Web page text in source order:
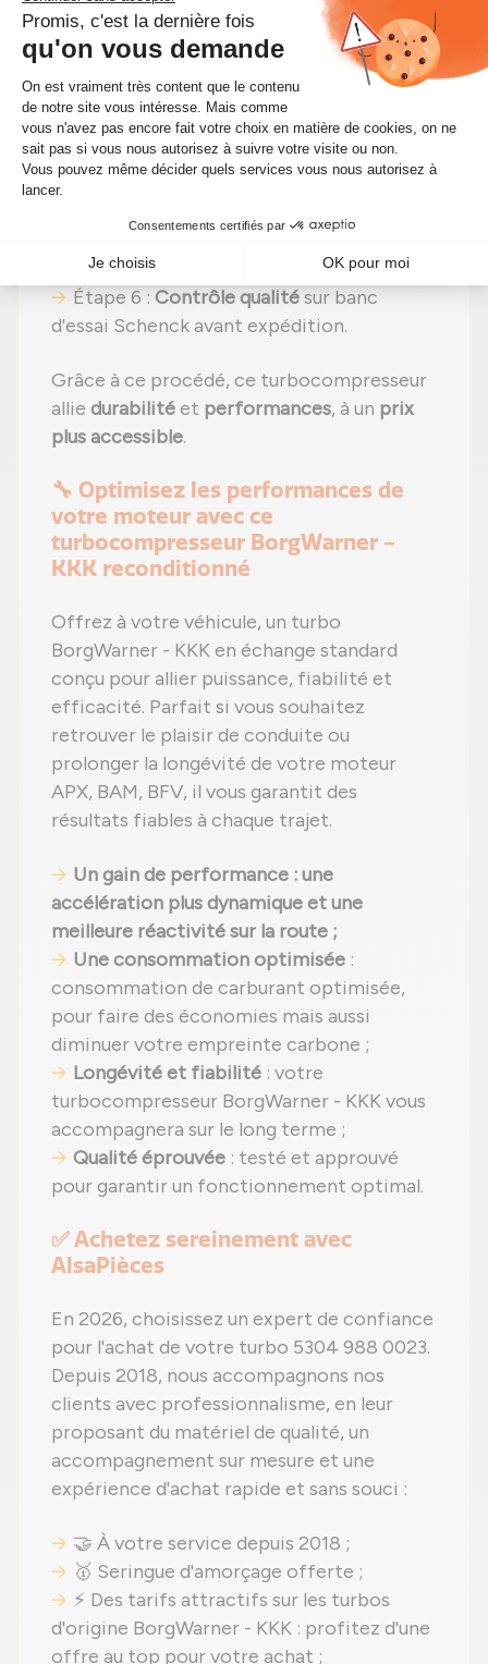
vérification complète ;
Étape 2 :Nettoyage professionnelpour
Étape 3 :Examen rigoureux
éléments ;
Étape 4 : Remplacement des pièces
défectueuses
par des pièces neuves ;
recommandations du fabricant ;
Étape 6 : Contrôle qualitésur banc
d'essai Schenck avant expédition.
Grâce à ce procédé, ce turbocompresseur
allie durabilitéet performances, à un prix
plus accessible.
🔧 Optimisez les performances de
votre moteur avec ce
turbocompresseur BorgWarner -
KKK reconditionné
Offrez à votre véhicule, un turbo
BorgWarner - KKK en échange standard
conçu pour allier puissance, fiabilité et
efficacité. Parfait si vous souhaitez
retrouver le plaisir de conduite ou
prolonger la longévité de votre moteur
APX, BAM, BFV, il vous garantit des
résultats fiables à chaque trajet.
Un gain de performance : une
accélération plus dynamique et une
meilleure réactivité sur la route ;
Une consommation optimisée :
consommation de carburant optimisée,
pour faire des économies mais aussi
diminuer votre empreinte carbone ;
Longévité et fiabilité : votre
turbocompresseur BorgWarner - KKK vous
accompagnera sur le long terme ;
Qualité éprouvée : testé et approuvé
pour garantir un fonctionnement optimal.
✅ Achetez sereinement avec
AlsaPièces
En 2026, choisissez un expert de confiance
pour l'achat de votre turbo 5304 988 0023.
Depuis 2018, nous accompagnons nos
clients avec professionnalisme, en leur
proposant du matériel de qualité, un
accompagnement sur mesure et une
expérience d'achat rapide et sans souci :
🤝 À votre service depuis 2018 ;
🥇 Seringue d'amorçage offerte ;
⚡ Des tarifs attractifs sur les turbos
d'origine BorgWarner - KKK : profitez d'une
offre au top pour votre achat ;